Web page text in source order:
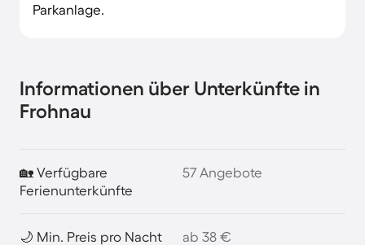
Parkanlage.
Informationen über Unterkünfte in
Frohnau
🏡 Verfügbare
Ferienunterkünfte
57 Angebote
🌙 Min. Preis pro Nacht ab 38 €